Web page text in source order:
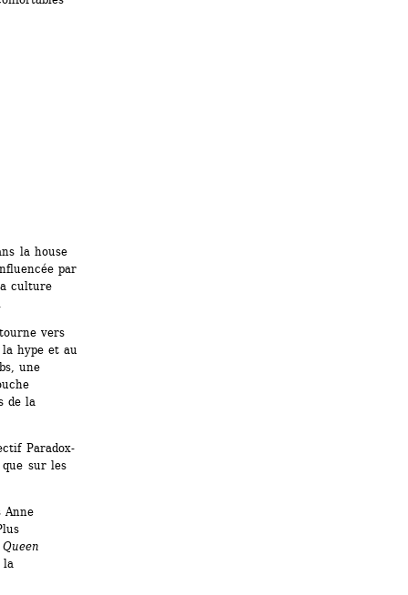
la house
par
culture
vers
hype et au
une
de la
Paradox-
sur les
Anne
Queen
la